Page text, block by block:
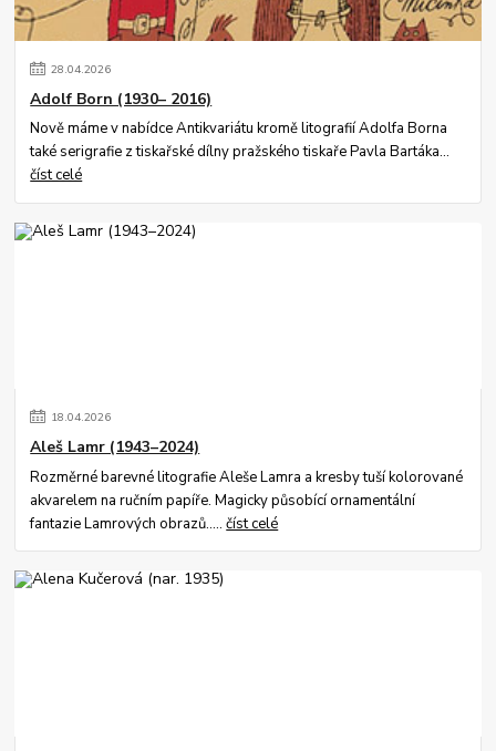
28.04.2026
Adolf Born (1930– 2016)
Nově máme v nabídce Antikvariátu kromě litografií Adolfa Borna
také serigrafie z tiskařské dílny pražského tiskaře Pavla Bartáka...
číst celé
18.04.2026
Aleš Lamr (1943–2024)
Rozměrné barevné litografie Aleše Lamra a kresby tuší kolorované
akvarelem na ručním papíře. Magicky působící ornamentální
fantazie Lamrových obrazů.....číst celé